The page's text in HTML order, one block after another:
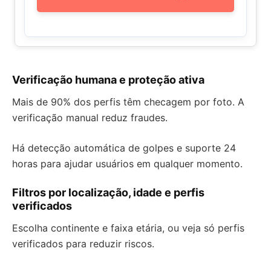
Verificação humana e proteção ativa
Mais de 90% dos perfis têm checagem por foto. A
verificação manual reduz fraudes.
Há detecção automática de golpes e suporte 24
horas para ajudar usuários em qualquer momento.
Filtros por localização, idade e perfis
verificados
Escolha continente e faixa etária, ou veja só perfis
verificados para reduzir riscos.